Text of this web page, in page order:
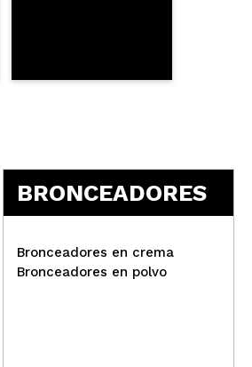
BRONCEADORES
Bronceadores en crema
Bronceadores en polvo